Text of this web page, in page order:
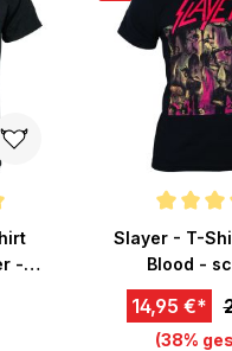
von 5 von 5 Sternen
-
Slayer - T-
Blood -
14,95 €*
(38%